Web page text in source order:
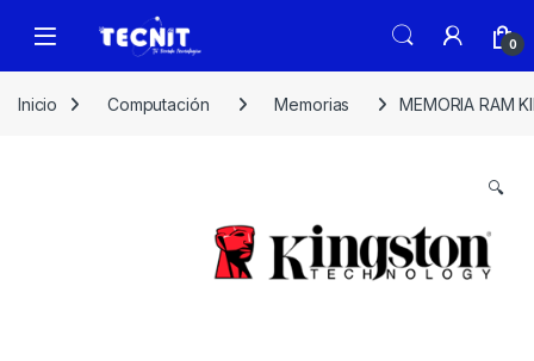
0
Inicio Computación Memorias MEMORIA RAM
🔍